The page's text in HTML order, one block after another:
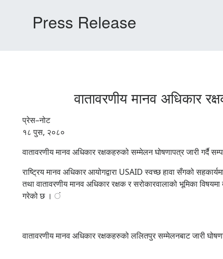
Press Release
वातावरणीय मानव अधिकार
प्रेस–नोट
१८ पुस, २०८०
वातावरणीय मानव अधिकार रक्षकहरुको सम्मेलन घोषणापत्र जारी गर्दै
राष्ट्रिय मानव अधिकार आयोगद्वारा USAID स्वच्छ हावा सँगको
तथा वातावरणीय मानव अधिकार रक्षक र सरोकारवालाको भूमिका
गरेको छ । ं
वातावरणीय मानव अधिकार रक्षकहरुको ललितपुर सम्मेलनबाट जारी